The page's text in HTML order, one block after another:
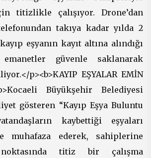
titizlikle çalışıyor. Drone’dan
takıya kadar yılda 2
eşyanın kayıt altına alındığı
güvenle saklanarak
p><b>KAYIP EŞYALAR EMİN
p>Kocaeli Büyükşehir Belediyesi
gösteren “Kayıp Eşya Buluntu
kaybettiği eşyaları
muhafaza ederek, sahiplerine
noktasında titiz bir çalışma